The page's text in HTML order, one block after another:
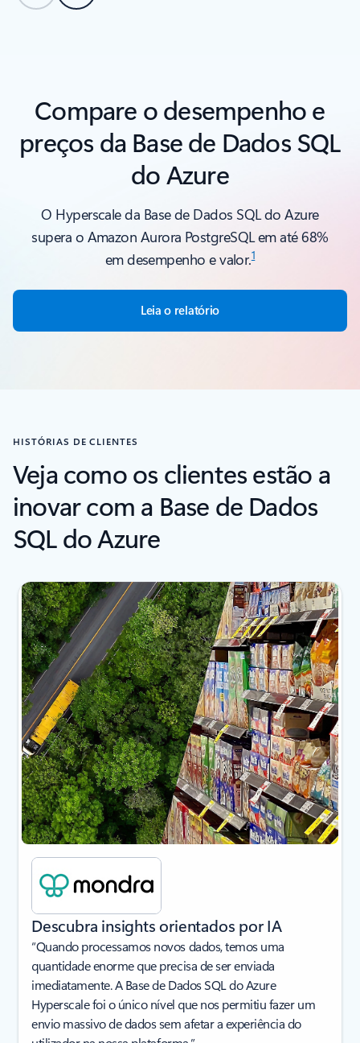
Compare o desempenho e
preços da Base de Dados SQL
do Azure
O Hyperscale da Base de Dados SQL do Azure
supera o Amazon Aurora PostgreSQL em até 68%
em desempenho e valor.1
Leia o relatório
HISTÓRIAS DE CLIENTES
Veja como os clientes estão a
inovar com a Base de Dados
SQL do Azure
2
Descubra insights orientados por IA
“Quando processamos novos dados, temos uma
quantidade enorme que precisa de ser enviada
imediatamente. A Base de Dados SQL do Azure
Hyperscale foi o único nível que nos permitiu fazer um
envio massivo de dados sem afetar a experiência do